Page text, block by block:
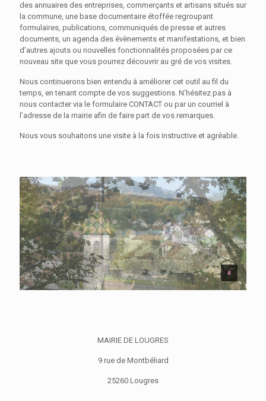
des annuaires des entreprises, commerçants et artisans situés sur
la commune, une base documentaire étoffée regroupant
formulaires, publications, communiqués de presse et autres
documents, un agenda des évènements et manifestations, et bien
d’autres ajouts ou nouvelles fonctionnalités proposées par ce
nouveau site que vous pourrez découvrir au gré de vos visites.
Nous continuerons bien entendu à améliorer cet outil au fil du
temps, en tenant compte de vos suggestions. N’hésitez pas à
nous contacter via le formulaire CONTACT ou par un courriel à
l’adresse de la mairie afin de faire part de vos remarques.
Nous vous souhaitons une visite à la fois instructive et agréable.
MAIRIE DE LOUGRES
9 rue de Montbéliard
25260 Lougres